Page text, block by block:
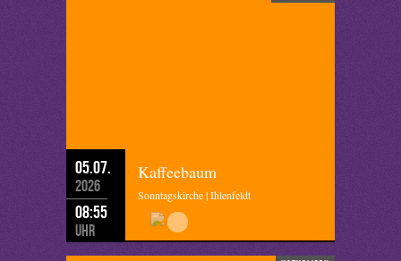
05.07.
2026
08:55
Uhr
Kaffeebaum
Sonntagskirche | Ihlenfeldt